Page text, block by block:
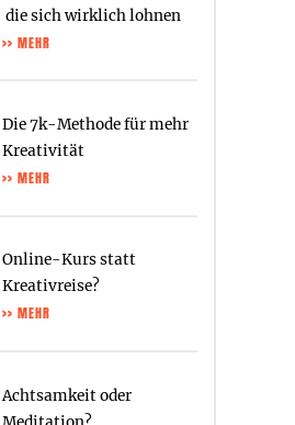
die sich wirklich lohnen
>> MEHR
Die 7k-Methode für mehr
Kreativität
>> MEHR
Online-Kurs statt
Kreativreise?
>> MEHR
Achtsamkeit oder